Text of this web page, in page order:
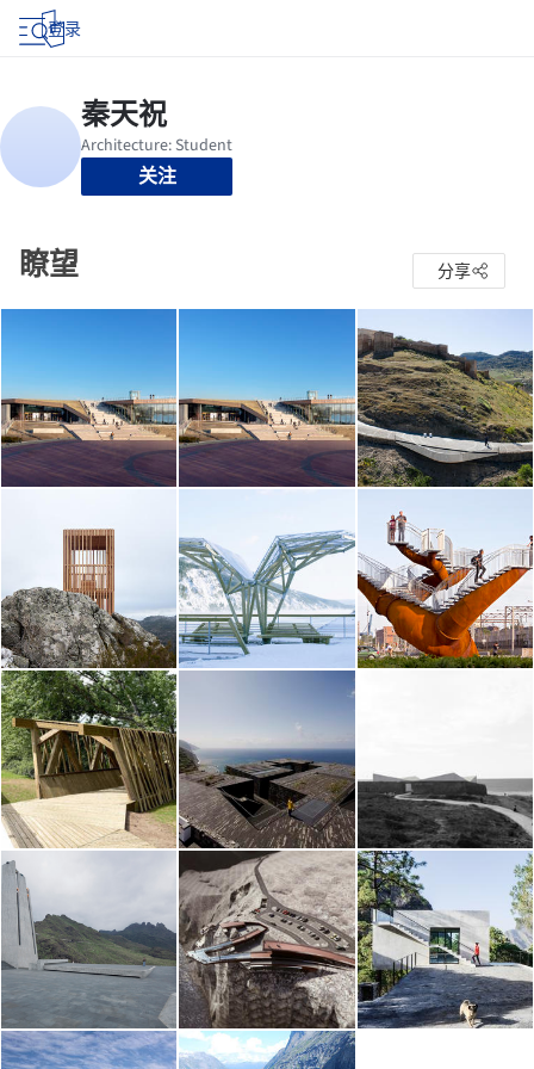
登录
关注
瞭望 分享